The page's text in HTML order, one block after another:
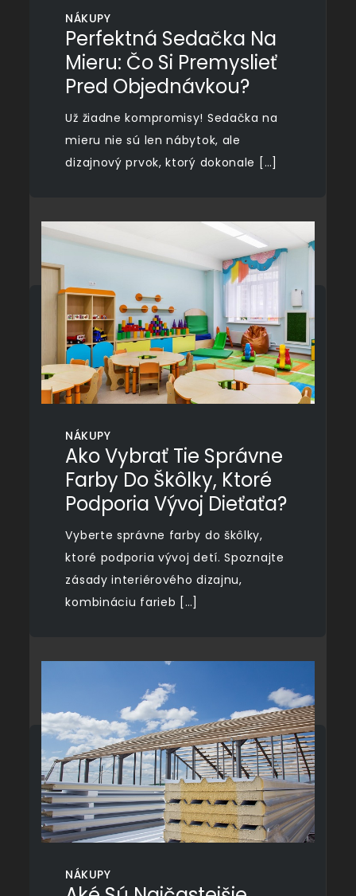
NÁKUPY
Perfektná Sedačka Na
Mieru: Čo Si Premyslieť
Pred Objednávkou?
Už žiadne kompromisy! Sedačka na
mieru nie sú len nábytok, ale
dizajnový prvok, ktorý dokonale […]
NÁKUPY
Ako Vybrať Tie Správne
Farby Do Škôlky, Ktoré
Podporia Vývoj Dieťaťa?
Vyberte správne farby do škôlky,
ktoré podporia vývoj detí. Spoznajte
zásady interiérového dizajnu,
kombináciu farieb […]
NÁKUPY